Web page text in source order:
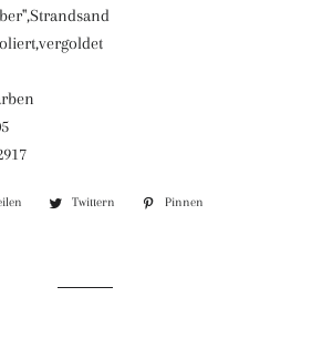
Auf
Twittern
Auf
Pinnen